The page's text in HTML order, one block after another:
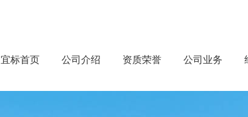
宜标首页 公司介绍 资质荣誉 公司业务